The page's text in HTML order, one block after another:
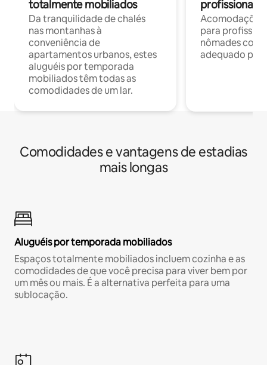
totalmente mobiliados
Da tranquilidade de chalés
nas montanhas à
conveniência de
apartamentos urbanos, estes
aluguéis por temporada
mobiliados têm todas as
comodidades de um lar.
profissionais
para
nômades com
adequado
Comodidades e vantagens de estadias
mais longas
Aluguéis por temporada mobiliados
Espaços totalmente mobiliados incluem cozinha e as
comodidades de que você precisa para viver bem por
um mês ou mais. É a alternativa perfeita para uma
sublocação.